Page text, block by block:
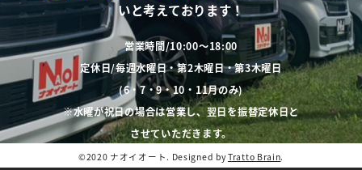
いと考えております！
営業時間/10:00～18:00
定休日/毎週水曜日・第2木曜日・第3木曜日
(6・7・9・10・11月のみ)
※水曜が祝日の場合は営業し、翌日を振替定休日と
させていただきます。
©2020 ナオイオート. Designed byTratto Brain.